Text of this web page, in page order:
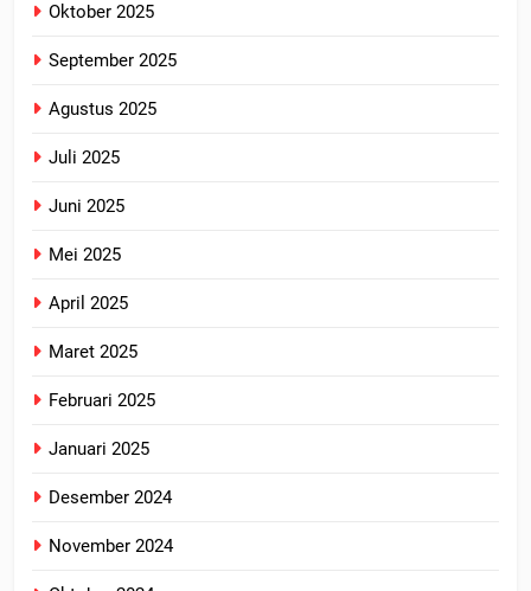
Oktober 2025
September 2025
Agustus 2025
Juli 2025
Juni 2025
Mei 2025
April 2025
Maret 2025
Februari 2025
Januari 2025
Desember 2024
November 2024